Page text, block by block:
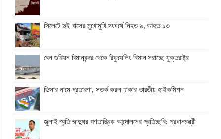
সিলেটে দুই বাসের মুখোমুখি সংঘর্ষে নিহত ৯, আহত ১৩
বেন গুরিয়ন বিমানবন্দর থেকে রিফুয়েলিং বিমান সরাচ্ছে যুক্তরাষ্ট্র
ভিসার নামে প্রতারণা, সতর্ক করল ঢাকার ভারতীয় হাইকমিশন
জুলাই স্মৃতি জাদুঘর গণতান্ত্রিক আন্দোলনের প্রতিচ্ছবি: প্রধানমন্ত্রী